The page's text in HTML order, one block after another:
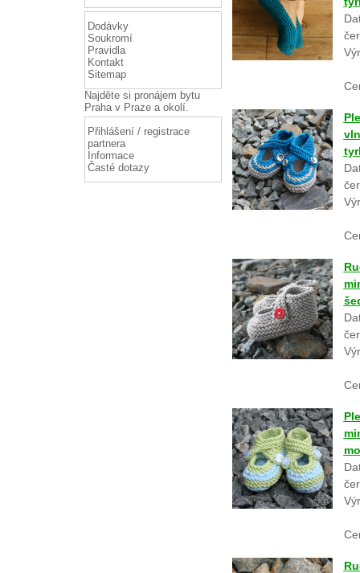
Dodávky
Soukromí
Pravidla
Kontakt
Sitemap
Najděte si pronájem bytu
Prahav Praze a okolí.
Přihlášení / registrace
partnera
Informace
Časté dotazy